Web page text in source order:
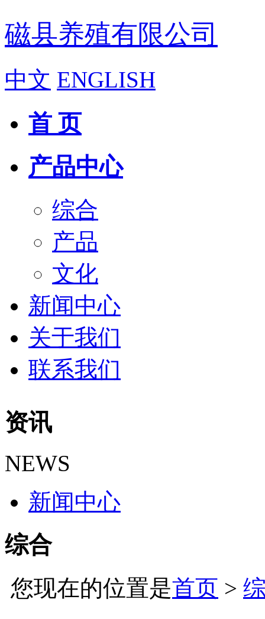
磁县养殖有限公司
中文 ENGLISH
首 页
产品中心
综合
产品
文化
新闻中心
关于我们
联系我们
资讯
NEWS
新闻中心
综合
您现在的位置是首页 >